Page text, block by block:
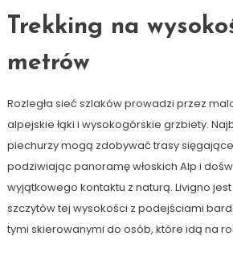
Trekking na
metrów
Rozległa sieć szlaków prowadzi przez
alpejskie łąki i wysokogórskie grzbiety.
piechurzy mogą zdobywać trasy
podziwiając panoramę włoskich Alp i
wyjątkowego kontaktu z naturą. Livigno
szczytów tej wysokości z podejściami
tymi skierowanymi do osób, które idą na